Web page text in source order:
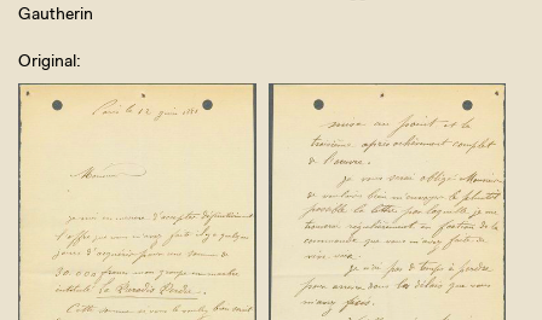
Gautherin
Original